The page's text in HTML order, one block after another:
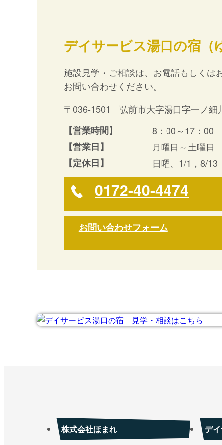
デイサービス湯口の宿（
施設見学・ご相談は、お電話もしくは
お問い合わせください。
〒036-1501 弘前市大字湯口字一ノ細
【営業時間】
8：00～17：00
【営業日】
月曜日～土曜日
【定休日】
日曜、1/1，8/13
0172-40-4474
お問い合わせフォーム
株式会社ほまれ デ